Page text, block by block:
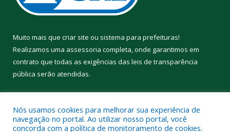
Muito mais que criar site ou sistema para prefeituras!
Realizamos uma assessoria completa, onde garantimos em
contrato que todas as exigências das leis de transparência
pública serão atendidas.
Nós usamos cookies para melhorar sua experiência de
navegação no portal. Ao utilizar nosso portal, você
concorda com a política de monitoramento de cookies.